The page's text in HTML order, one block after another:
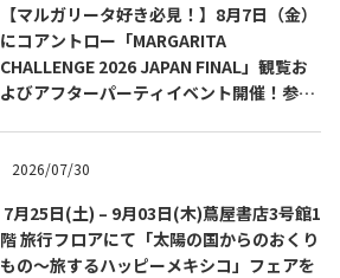
【マルガリータ好き必見！】8月7日（金）
にコアントロー「MARGARITA
CHALLENGE 2026 JAPAN FINAL」観覧お
よびアフターパーティイベント開催！参加
2026/07/30
7月25日(土) – 9月03日(木)蔦屋書店3号館1
階 旅行フロアにて「太陽の国からのおくり
もの～旅するハッピーメキシコ」フェアを